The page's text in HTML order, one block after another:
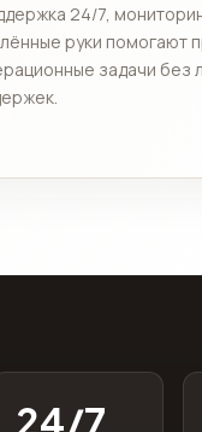
24/7,
руки помогают
задачи без
24/7